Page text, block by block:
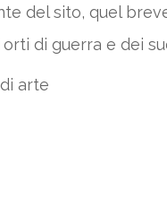
del sito, quel
di guerra e dei
arte